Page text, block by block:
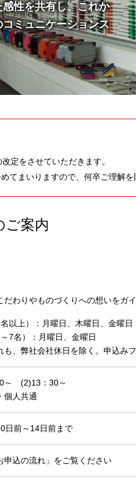
性を共有し、これか
ミュニケーションス
定をさせていただきます。
てまいりますので、何卒ご理解を
ご案内
わりやものづくりへの想いをガ
以上）：月曜日、木曜日、金曜日
7名）：月曜日、金曜日
、弊社会社休日を除く。申込み
～ (2)13：30～
個人共通
日前～14日前まで
申込の流れ」をご覧ください